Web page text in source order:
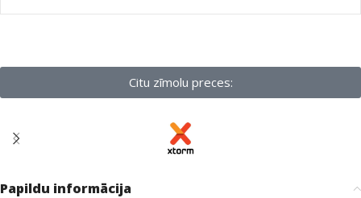
Citu zīmolu preces:
Papildu informācija